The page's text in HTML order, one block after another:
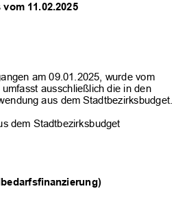
vom 11.02.2025
am 09.01.2025, wurde vom
ausschließlich die in den
aus dem Stadtbezirksbudget.
dem Stadtbezirksbudget
)